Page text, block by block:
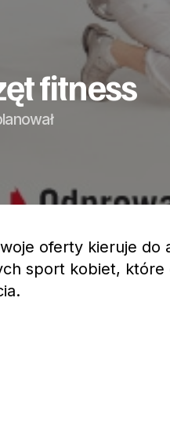
fitness
oferty kieruje do
sport kobiet, które